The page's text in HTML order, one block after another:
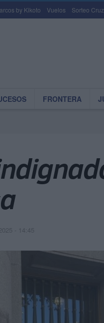
by Kikoto Vuelos Sorteo
FRONTERA
- 14:45